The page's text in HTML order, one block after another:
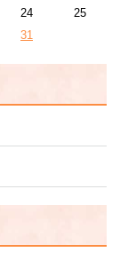
24
25
31